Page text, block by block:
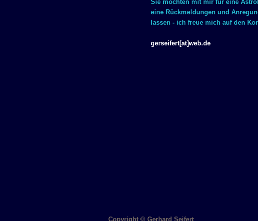
Sie möchten mit mir für eine
eine Rückmeldungen und
lassen - ich freue mich auf den
gerseifert[at]web.de
Copyright © Gerhard Seifert